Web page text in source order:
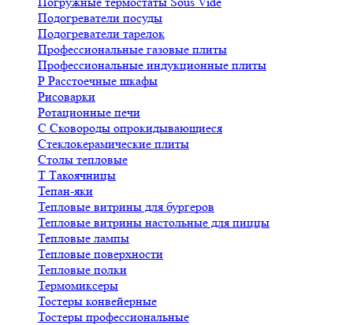
Подогреватели посуды
Подогреватели тарелок
Профессиональные газовые плиты
Профессиональные индукционные плиты
Р Расстоечные шкафы
Рисоварки
Ротационные печи
С Сковороды опрокидывающиеся
Стеклокерамические плиты
Столы тепловые
Т Такоячницы
Тепан-яки
Тепловые витрины для бургеров
Тепловые витрины настольные для пиццы
Тепловые лампы
Тепловые поверхности
Тепловые полки
Термомиксеры
Тостеры конвейерные
Тостеры профессиональные